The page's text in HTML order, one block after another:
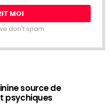
don't spam
source de
psychiques